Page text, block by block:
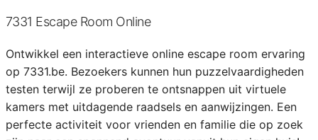
7331 Escape Room Online
Ontwikkel een interactieve online escape room ervaring
op 7331.be. Bezoekers kunnen hun puzzelvaardigheden
testen terwijl ze proberen te ontsnappen uit virtuele
kamers met uitdagende raadsels en aanwijzingen. Een
perfecte activiteit voor vrienden en familie die op zoek